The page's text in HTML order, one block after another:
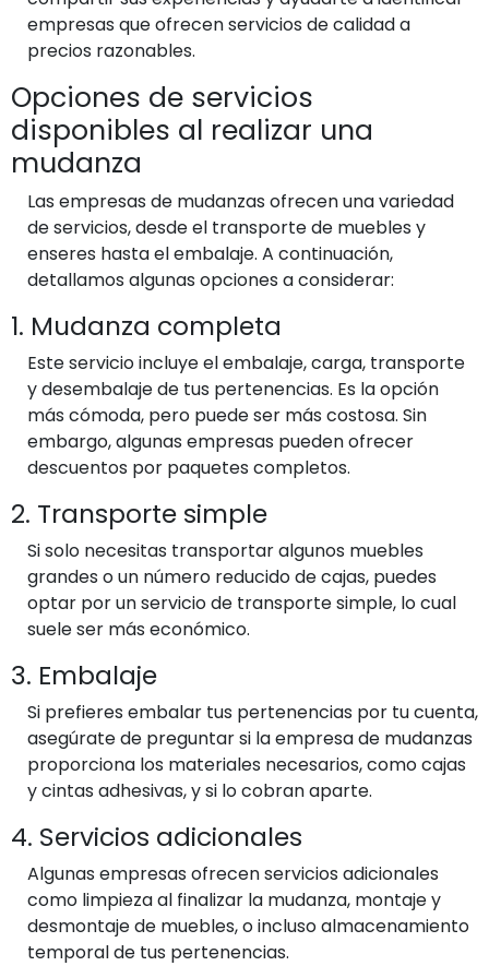
empresas que ofrecen servicios de calidad a
precios razonables.
Opciones de servicios
disponibles al realizar una
mudanza
Las empresas de mudanzas ofrecen una variedad
de servicios, desde el transporte de muebles y
enseres hasta el embalaje. A continuación,
detallamos algunas opciones a considerar:
1. Mudanza completa
Este servicio incluye el embalaje, carga, transporte
y desembalaje de tus pertenencias. Es la opción
más cómoda, pero puede ser más costosa. Sin
embargo, algunas empresas pueden ofrecer
descuentos por paquetes completos.
2. Transporte simple
Si solo necesitas transportar algunos muebles
grandes o un número reducido de cajas, puedes
optar por un servicio de transporte simple, lo cual
suele ser más económico.
3. Embalaje
Si prefieres embalar tus pertenencias por tu cuenta,
asegúrate de preguntar si la empresa de mudanzas
proporciona los materiales necesarios, como cajas
y cintas adhesivas, y si lo cobran aparte.
4. Servicios adicionales
Algunas empresas ofrecen servicios adicionales
como limpieza al finalizar la mudanza, montaje y
desmontaje de muebles, o incluso almacenamiento
temporal de tus pertenencias.